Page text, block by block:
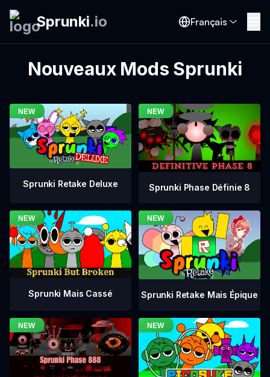
Sprunki.io Français
Nouveaux Mods Sprunki
Sprunki Retake Deluxe Sprunki Phase Définie 8
Sprunki Mais Cassé Sprunki Retake Mais Épique